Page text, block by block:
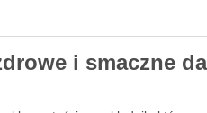
i smaczne